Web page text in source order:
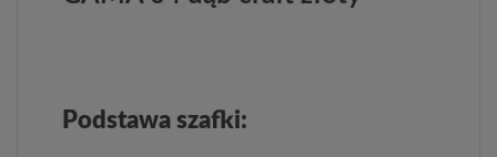
Podstawa szafki: